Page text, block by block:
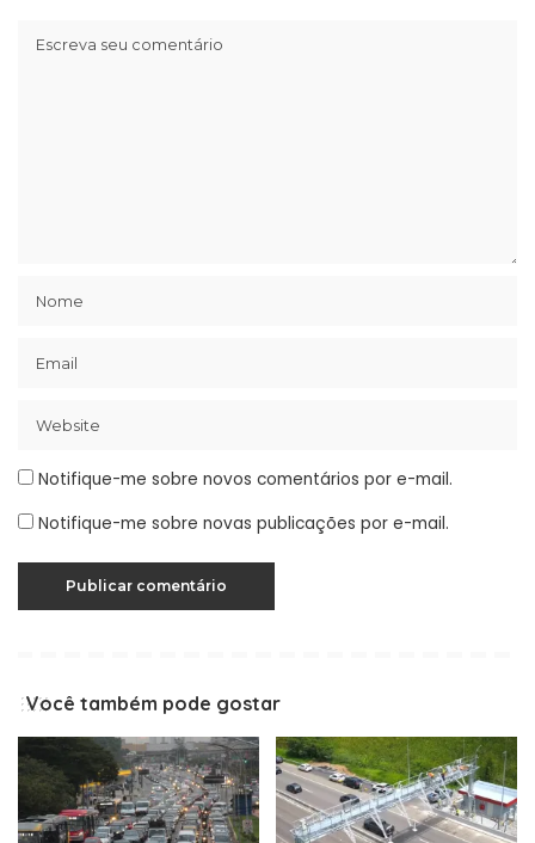
Notifique-me sobre novos comentários por e-mail.
Notifique-me sobre novas publicações por e-mail.
Você também pode gostar